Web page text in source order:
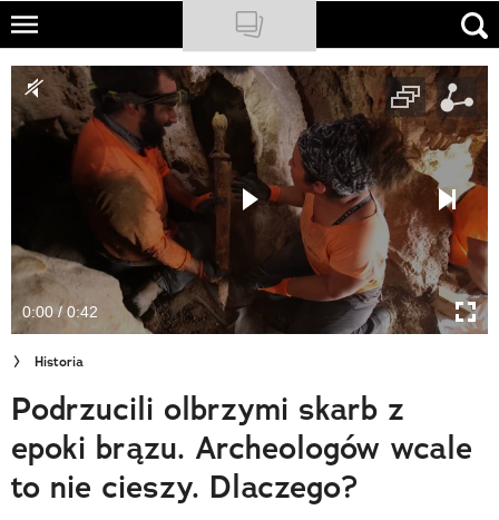
Skip
main
content
NATIONAL GEOGRAPHIC
TRAVELER
PODCASTY
Newsletter
Cuda Polski
Wielki Konkurs Fotograficzny
Trendbook Podróżniczy
Polecane
0:00 / 0:42
Historia
Podrzucili olbrzymi skarb z
epoki brązu. Archeologów wcale
to nie cieszy. Dlaczego?